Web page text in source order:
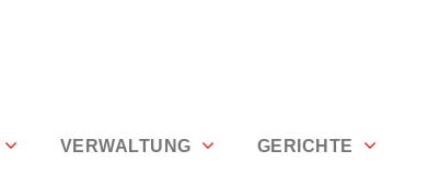
VERWALTUNG GERICHTE